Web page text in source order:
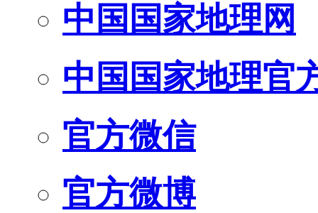
中国国家地理网
中国国家地理官
官方微信
官方微博